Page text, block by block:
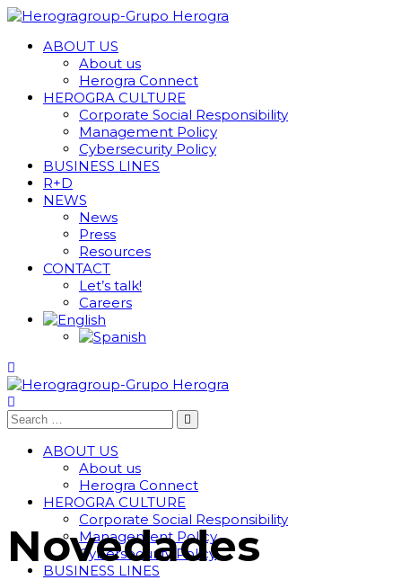
ABOUT US
About us
Herogra Connect
HEROGRA CULTURE
Corporate Social Responsibility
Management Policy
Cybersecurity Policy
BUSINESS LINES
R+D
NEWS
News
Press
Resources
CONTACT
Let’s talk!
Careers
ABOUT US
About us
Herogra Connect
HEROGRA CULTURE
Corporate Social Responsibility
Management Policy
Cybersecurity Policy
BUSINESS LINES
Novedades